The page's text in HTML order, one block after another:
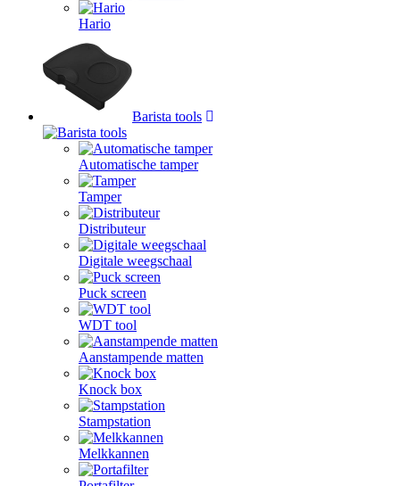
Hario
Barista tools
Automatische tamper
Tamper
Distributeur
Digitale weegschaal
Puck screen
WDT tool
Aanstampende matten
Knock box
Stampstation
Melkkannen